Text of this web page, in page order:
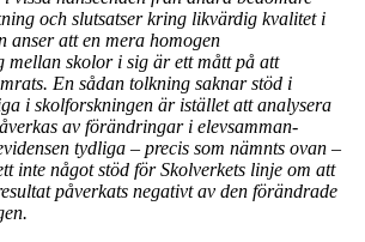
och slutsatser kring likvärdig kvalitet i
anser att en mera homogen
mellan skolor i sig är ett mått på att
En sådan tolkning saknar stöd i
i skolforskningen är istället att analysera
av förändringar i elevsamman­
tydliga – precis som nämnts ovan –
inte något stöd för Skolverkets linje om att
påverkats negativt av den förändrade